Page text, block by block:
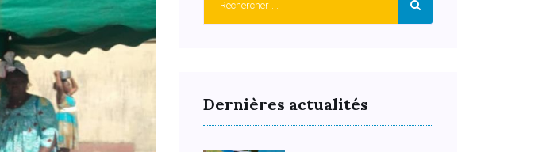
Dernières actualités